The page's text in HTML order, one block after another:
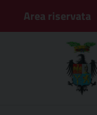
Area riservata